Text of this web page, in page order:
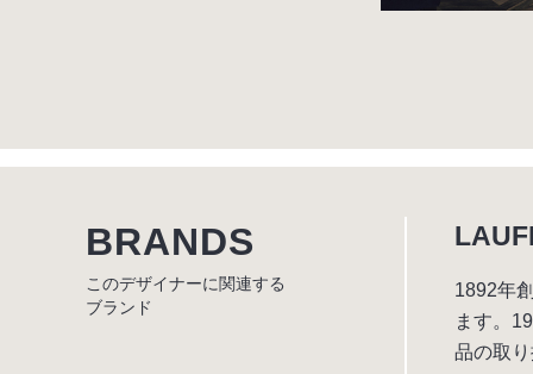
BRANDS
このデザイナーに関連する
ブランド
1892年
ます。
品の取